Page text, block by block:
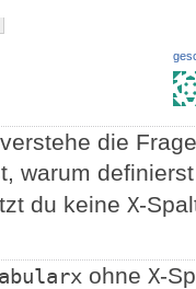
die
warum
du keine X-
ohne X-